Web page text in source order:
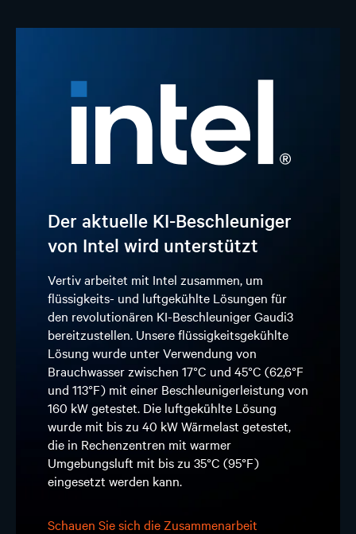
Der aktuelle KI-Beschleuniger
von Intel wird unterstützt
Vertiv arbeitet mit Intel zusammen, um
flüssigkeits- und luftgekühlte Lösungen für
den revolutionären KI-Beschleuniger Gaudi3
bereitzustellen. Unsere flüssigkeitsgekühlte
Lösung wurde unter Verwendung von
Brauchwasser zwischen 17°C und 45°C (62,6°F
und 113°F) mit einer Beschleunigerleistung von
160 kW getestet. Die luftgekühlte Lösung
wurde mit bis zu 40 kW Wärmelast getestet,
die in Rechenzentren mit warmer
Umgebungsluft mit bis zu 35°C (95°F)
eingesetzt werden kann.
Schauen Sie sich die Zusammenarbeit